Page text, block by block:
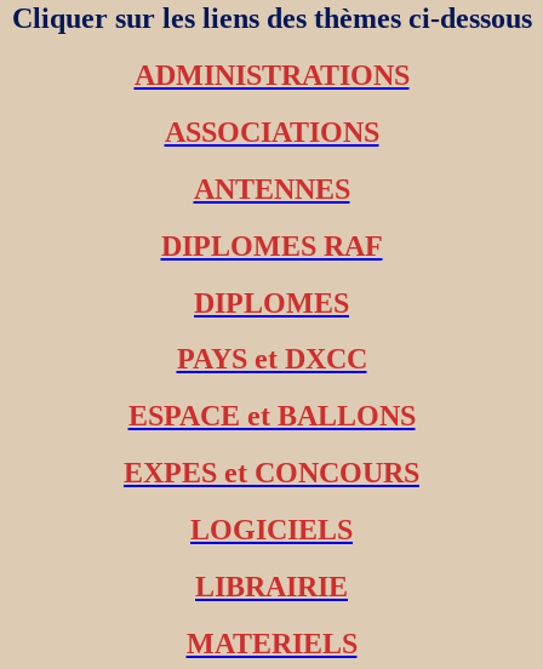
Cliquer sur les liens des thèmes ci-dessous
ADMINISTRATIONS
ASSOCIATIONS
ANTENNES
DIPLOMES RAF
DIPLOMES
PAYS et DXCC
ESPACE et BALLONS
EXPES et CONCOURS
LOGICIELS
LIBRAIRIE
MATERIELS